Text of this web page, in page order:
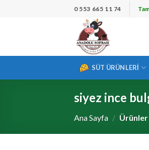
0 553 665 11 74
SÜT ÜRÜNLERI
siyez ince
Ana Sayfa /